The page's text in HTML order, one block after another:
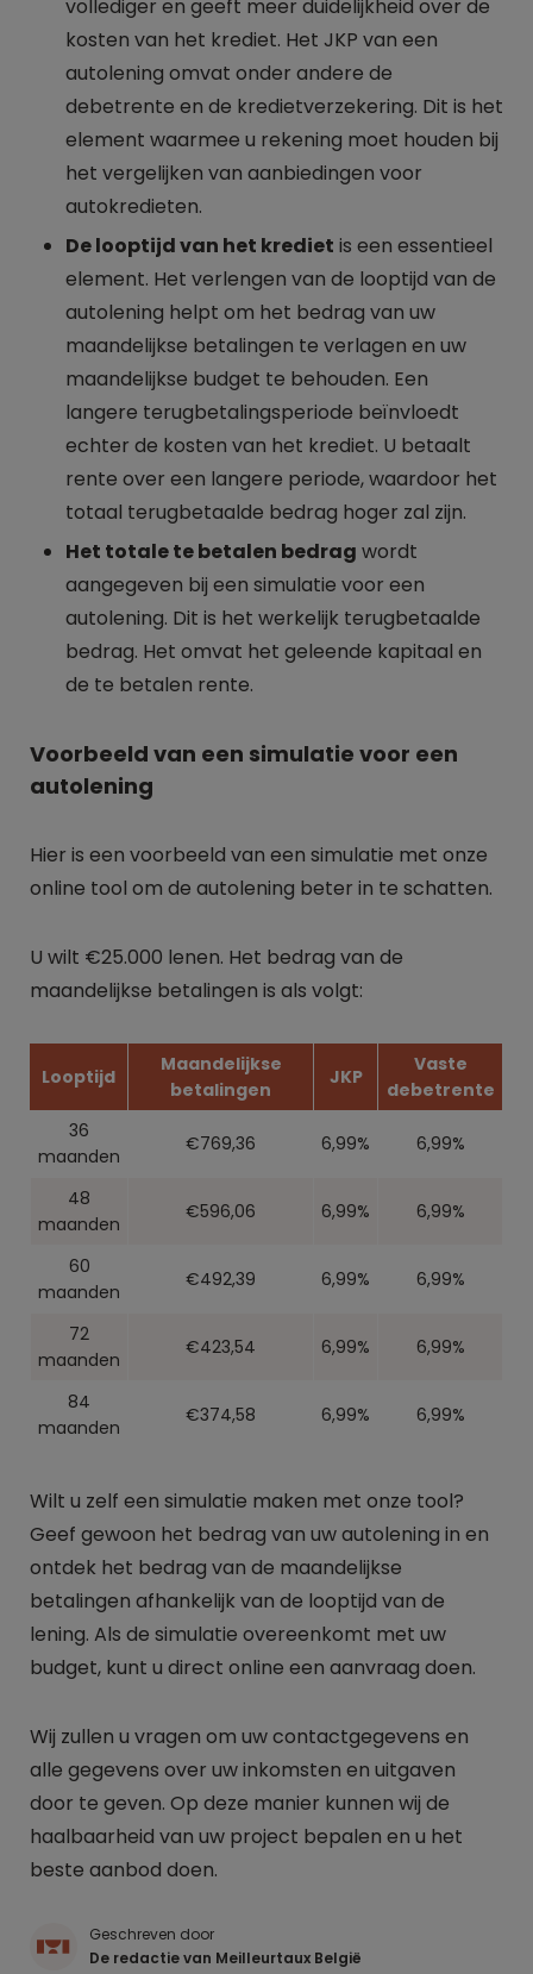
vollediger en geeft meer duidelijkheid over de
kosten van het krediet. Het JKP van een
autolening omvat onder andere de
debetrente en de kredietverzekering. Dit is het
element waarmee u rekening moet houden bij
het vergelijken van aanbiedingen voor
autokredieten.
De looptijd van het krediet is een essentieel
element. Het verlengen van de looptijd van de
autolening helpt om het bedrag van uw
maandelijkse betalingen te verlagen en uw
maandelijkse budget te behouden. Een
langere terugbetalingsperiode beïnvloedt
echter de kosten van het krediet. U betaalt
rente over een langere periode, waardoor het
totaal terugbetaalde bedrag hoger zal zijn.
Het totale te betalen bedrag wordt
aangegeven bij een simulatie voor een
autolening. Dit is het werkelijk terugbetaalde
bedrag. Het omvat het geleende kapitaal en
de te betalen rente.
Voorbeeld van een simulatie voor een
autolening
Hier is een voorbeeld van een simulatie met onze
online tool om de autolening beter in te schatten.
U wilt €25.000 lenen. Het bedrag van de
maandelijkse betalingen is als volgt:
Looptijd
Maandelijkse
betalingen
JKP
Vaste
debetrente
36
maanden
€769,36 6,99% 6,99%
48
maanden
€596,06 6,99% 6,99%
60
maanden
€492,39 6,99% 6,99%
72
maanden
€423,54 6,99% 6,99%
84
maanden
€374,58 6,99% 6,99%
Wilt u zelf een simulatie maken met onze tool?
Geef gewoon het bedrag van uw autolening in en
ontdek het bedrag van de maandelijkse
betalingen afhankelijk van de looptijd van de
lening. Als de simulatie overeenkomt met uw
budget, kunt u direct online een aanvraag doen.
Wij zullen u vragen om uw contactgegevens en
alle gegevens over uw inkomsten en uitgaven
door te geven. Op deze manier kunnen wij de
haalbaarheid van uw project bepalen en u het
beste aanbod doen.
Geschreven door
De redactie van Meilleurtaux België